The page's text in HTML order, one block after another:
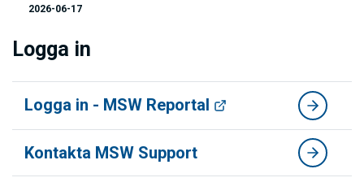
2026-06-17
Logga in
Logga in - MSW Reportal
Kontakta MSW Support